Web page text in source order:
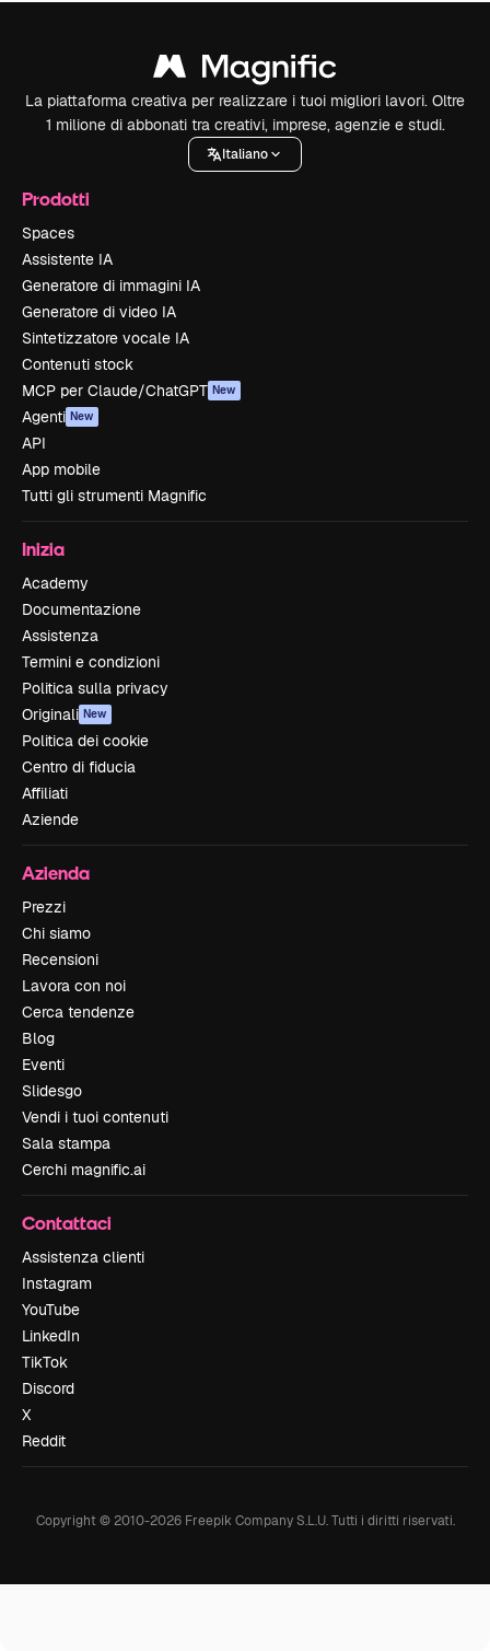
La piattaforma creativa per realizzare i tuoi migliori lavori. Oltre
1 milione di abbonati tra creativi, imprese, agenzie e studi.
Italiano
Prodotti
Spaces
Assistente IA
Generatore di immagini IA
Generatore di video IA
Sintetizzatore vocale IA
Contenuti stock
MCP per Claude/ChatGPT New
Agenti New
API
App mobile
Tutti gli strumenti Magnific
Inizia
Academy
Documentazione
Assistenza
Termini e condizioni
Politica sulla privacy
Originali New
Politica dei cookie
Centro di fiducia
Affiliati
Aziende
Azienda
Prezzi
Chi siamo
Recensioni
Lavora con noi
Cerca tendenze
Blog
Eventi
Slidesgo
Vendi i tuoi contenuti
Sala stampa
Cerchi magnific.ai
Contattaci
Assistenza clienti
Instagram
YouTube
LinkedIn
TikTok
Discord
X
Reddit
Copyright © 2010-2026Freepik Company S.L.U. Tutti i diritti riservati.